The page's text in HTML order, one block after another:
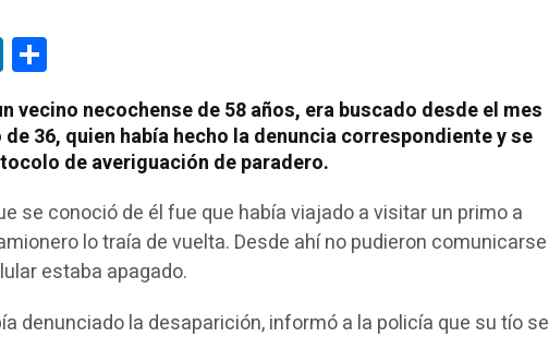
LinkedIn
vecino necochense de 58 años, era buscado desde el mes
36, quien había hecho la denuncia correspondiente y se
de averiguación de paradero.
se conoció de él fue que había viajado a visitar un primo a
lo traía de vuelta. Desde ahí no pudieron comunicarse
estaba apagado.
denunciado la desaparición, informó a la policía que su tío se